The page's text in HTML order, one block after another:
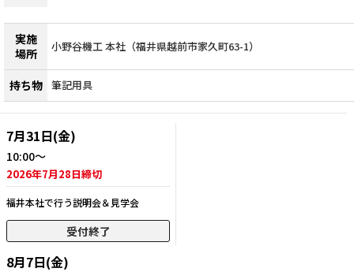
実施
場所
小野谷機工 本社（福井県越前市家久町63-1）
持ち物 筆記用具
7月31日(金)
10:00～
2026年7月28日締切
福井本社で行う説明会＆見学会
受付終了
8月7日(金)